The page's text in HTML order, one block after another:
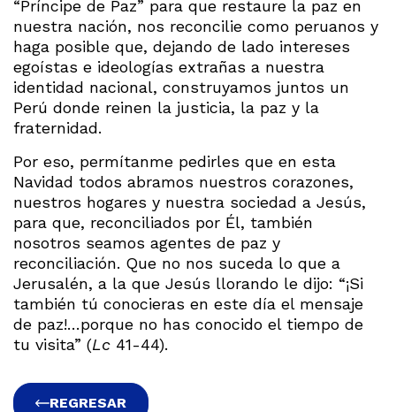
“Príncipe de Paz” para que restaure la paz en
nuestra nación, nos reconcilie como peruanos y
haga posible que, dejando de lado intereses
egoístas e ideologías extrañas a nuestra
identidad nacional, construyamos juntos un
Perú donde reinen la justicia, la paz y la
fraternidad.
Por eso, permítanme pedirles que en esta
Navidad todos abramos nuestros corazones,
nuestros hogares y nuestra sociedad a Jesús,
para que, reconciliados por Él, también
nosotros seamos agentes de paz y
reconciliación. Que no nos suceda lo que a
Jerusalén, a la que Jesús llorando le dijo: “¡Si
también tú conocieras en este día el mensaje
de paz!…porque no has conocido el tiempo de
tu visita” (Lc 41-44).
REGRESAR